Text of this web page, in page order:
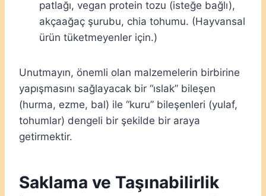
patlağı, vegan protein tozu (isteğe bağlı),
akçaağaç şurubu, chia tohumu. (Hayvansal
ürün tüketmeyenler için.)
Unutmayın, önemli olan malzemelerin birbirine
yapışmasını sağlayacak bir “ıslak” bileşen
(hurma, ezme, bal) ile “kuru” bileşenleri (yulaf,
tohumlar) dengeli bir şekilde bir araya
getirmektir.
Saklama ve Taşınabilirlik